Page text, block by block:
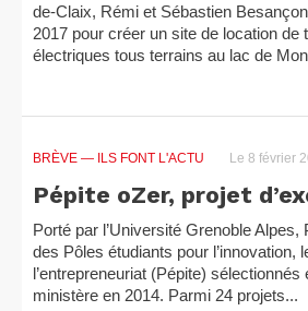
de-Claix, Rémi et Sébastien
2017 pour créer un site de location de
électriques tous terrains au lac de
BRÈVE — ILS FONT L'ACTU Le 8 février
Pépite oZer, projet
Porté par l’Université Grenoble Alpes,
des Pôles étudiants pour l’innovation,
l’entrepreneuriat (Pépite) sélectionnés
ministère en 2014. Parmi 24 projets...